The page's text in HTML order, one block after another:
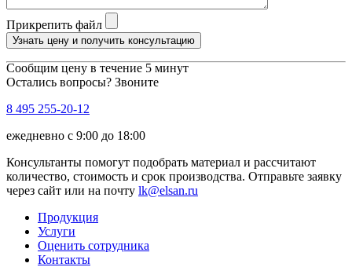
Прикрепить файл
Узнать цену и получить консультацию
Сообщим цену в течение 5 минут
Остались вопросы? Звоните
8 495 255-20-12
ежедневно с 9:00 до 18:00
Консультанты помогут подобрать материал и рассчитают
количество, стоимость и срок производства. Отправьте заявку
через сайт или на почту lk@elsan.ru
Продукция
Услуги
Оценить сотрудника
Контакты